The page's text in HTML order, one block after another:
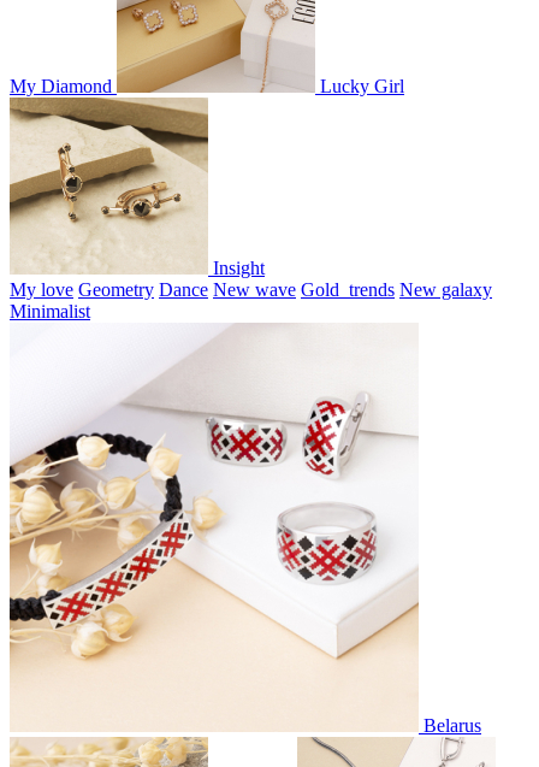
My Diamond Lucky Girl
Insight
My love Geometry Dance New wave Gold_trends New galaxy
Minimalist
Belarus